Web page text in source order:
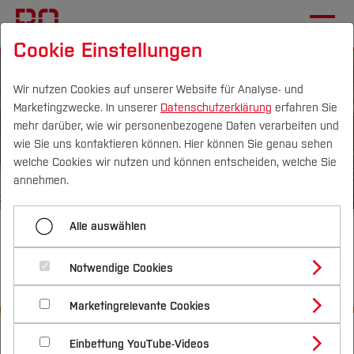
Campus Personen DE|EN Quicklinks
Studium
Studienangebote
Bachelorstudiengänge
Masterstudiengänge
Vor dem Studium
Bewerben & Einschreiben
Bewerbungsportal
Im Studium
Studienbüros und Prüfungen
Nach dem Studium
Forschung & Transfer
Profil
Forschungs- und Transferprofil
Schwerpunkte (FuT)
Beratung & Förderung
Nachhaltigkeit
Nachhaltigkeit studieren
International
Institut für Geotechnik (IGT)
Bitte scrollen Sie nach unten für die Menüleiste.
Cookie Einstellungen
Wir nutzen Cookies auf unserer Website für Analyse- und
Marketingzwecke. In unserer Datenschutzerklärung erfahren Sie
mehr darüber, wie wir personenbezogene Daten verarbeiten und
wie Sie uns kontaktieren können. Hier können Sie genau sehen
welche Cookies wir nutzen und können entscheiden, welche Sie
annehmen.
Alle auswählen
Notwendige Cookies
Marketingrelevante Cookies
Einbettung YouTube-Videos